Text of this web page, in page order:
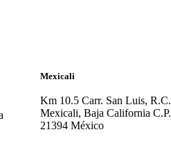
Mexicali
Km 10.5 Carr. San Luis, R.C.
Mexicali, Baja California C.P.
21394 México